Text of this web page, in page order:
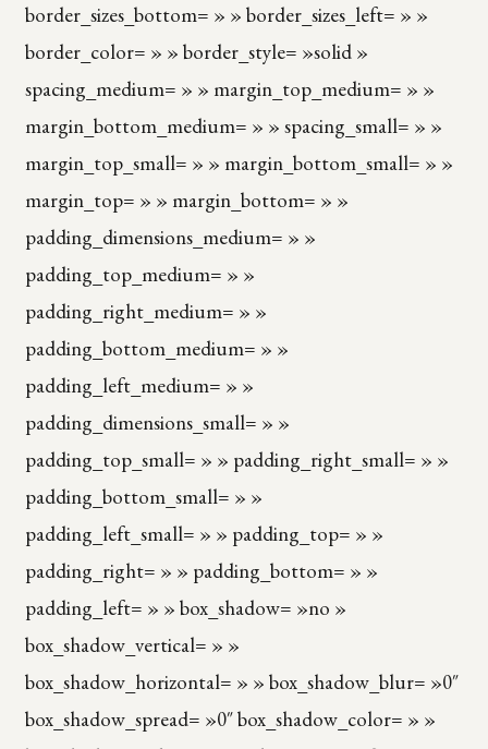
border_sizes_bottom= » » border_sizes_left= » »
border_color= » » border_style= »solid »
spacing_medium= » » margin_top_medium= » »
margin_bottom_medium= » » spacing_small= » »
margin_top_small= » » margin_bottom_small= » »
margin_top= » » margin_bottom= » »
padding_dimensions_medium= » »
padding_top_medium= » »
padding_right_medium= » »
padding_bottom_medium= » »
padding_left_medium= » »
padding_dimensions_small= » »
padding_top_small= » » padding_right_small= » »
padding_bottom_small= » »
padding_left_small= » » padding_top= » »
padding_right= » » padding_bottom= » »
padding_left= » » box_shadow= »no »
box_shadow_vertical= » »
box_shadow_horizontal= » » box_shadow_blur= »0″
box_shadow_spread= »0″ box_shadow_color= » »